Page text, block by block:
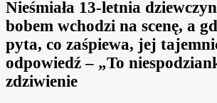
Nieśmiała 13-letnia
bobem wchodzi na scenę, a
pyta, co zaśpiewa, jej
odpowiedź – „To
zdziwienie